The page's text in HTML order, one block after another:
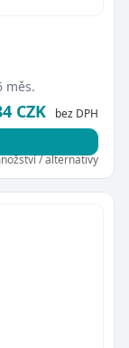
měs.
CZK bez DPH
/ alternativy